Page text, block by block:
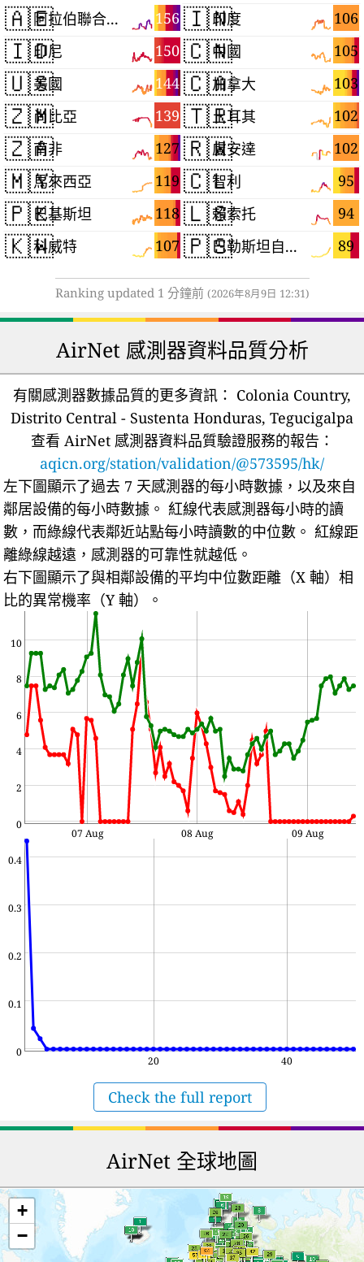
🇦🇪 156
阿拉伯聯合大公國
🇮🇩 150
印尼
🇺🇸 144
美國
🇿🇲 139
尚比亞
🇿🇦 127
南非
🇲🇾 119
馬來西亞
🇵🇰 118
巴基斯坦
🇰🇼 107
科威特
🇮🇳 106
印度
🇨🇳 105
中國
🇨🇦 103
加拿大
🇹🇷 102
土耳其
🇷🇼 102
盧安達
🇨🇱 95
智利
🇱🇸 94
賴索托
🇵🇸 89
巴勒斯坦自治區
Ranking updated 1 分鐘前 (2026年8月9日 12:31)
AirNet 感測器資料品質分析
有關感測器數據品質的更多資訊： Colonia Country,
Distrito Central - Sustenta Honduras, Tegucigalpa
查看 AirNet 感測器資料品質驗證服務的報告：
aqicn.org/station/validation/@573595/hk/
左下圖顯示了過去 7 天感測器的每小時數據，以及來自
鄰居設備的每小時數據。 紅線代表感測器每小時的讀
數，而綠線代表鄰近站點每小時讀數的中位數。 紅線距
離綠線越遠，感測器的可靠性就越低。
右下圖顯示了與相鄰設備的平均中位數距離（X 軸）相
比的異常機率（Y 軸）。
0
2
4
6
8
10
07 Aug 08 Aug 09 Aug
0
0.1
0.2
0.3
0.4
20 40
Check the full report
AirNet 全球地圖
+
−